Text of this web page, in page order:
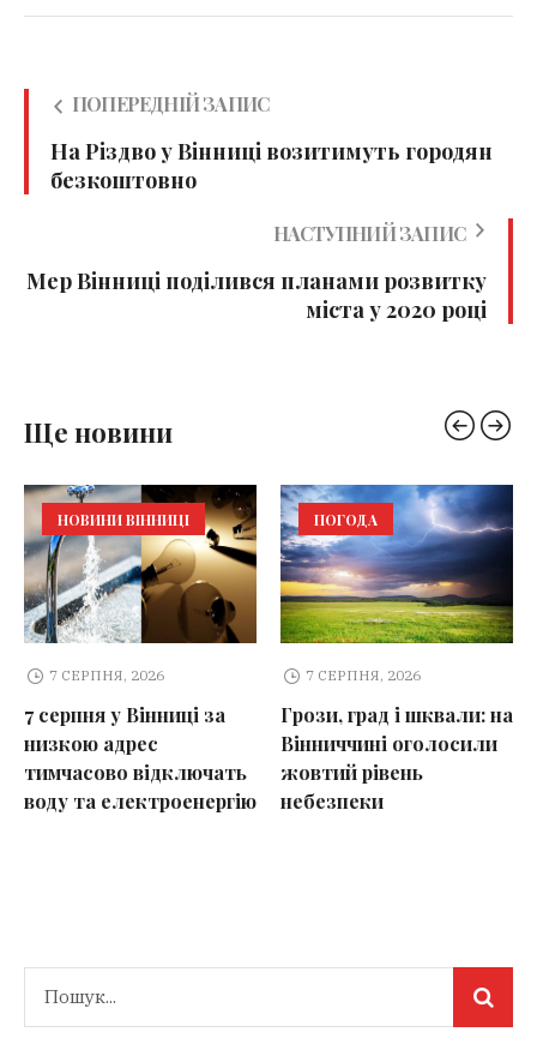
ПОПЕРЕДНІЙ ЗАПИС
На Різдво у Вінниці возитимуть городян
безкоштовно
НАСТУПНИЙ ЗАПИС
Мер Вінниці поділився планами розвитку
міста у 2020 році
Ще новини
НОВИНИ ВІННИЦІ
7 СЕРПНЯ, 2026
7 серпня у Вінниці за
низкою адрес
тимчасово відключать
воду та електроенергію
ПОГОДА
7 СЕРПНЯ, 2026
Грози, град і шквали: на
Вінниччині оголосили
жовтий рівень
небезпеки